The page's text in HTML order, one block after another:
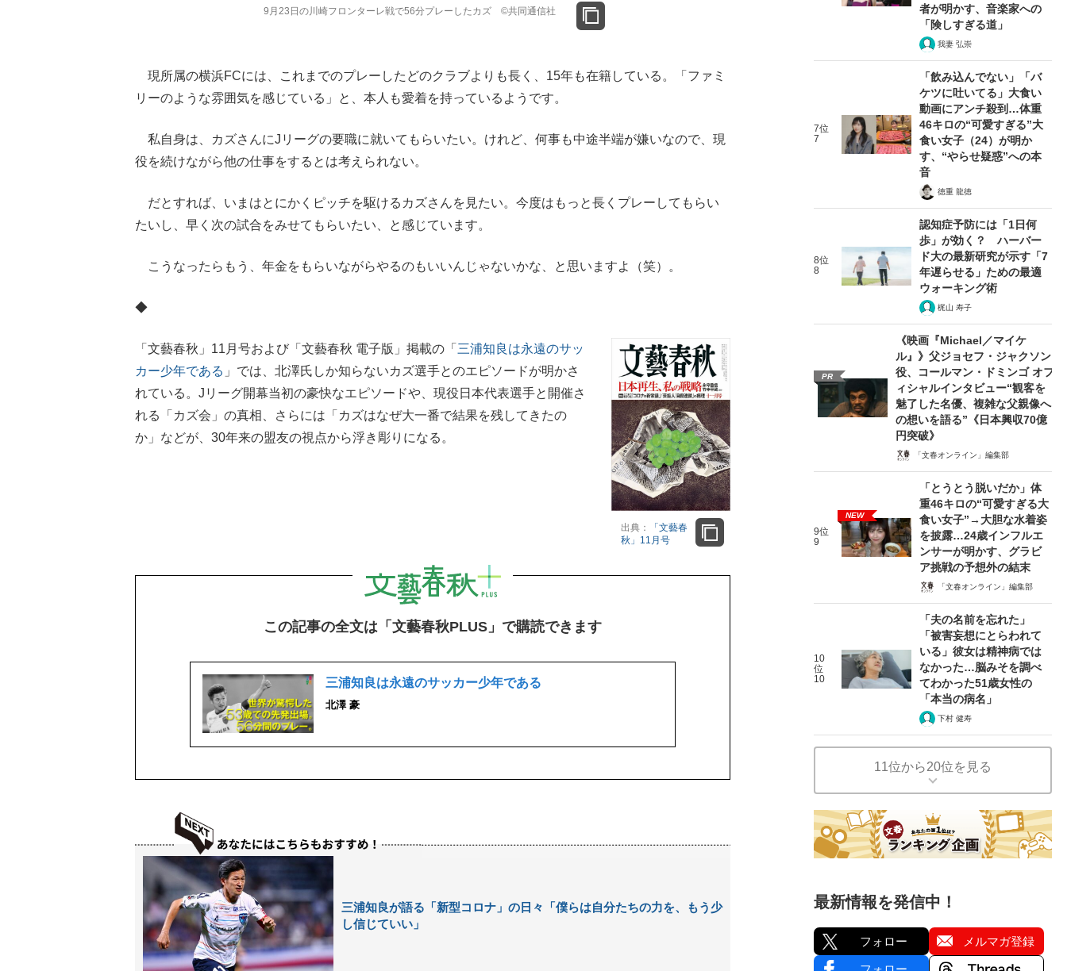
9月23日の川崎フロンターレ戦で56分プレーしたカズ ©共同通信社
現所属の横浜FCには、これまでのプレーしたどのクラブよりも長く、15年も在籍している。「ファミ
リーのような雰囲気を感じている」と、本人も愛着を持っているようです。
私自身は、カズさんにJリーグの要職に就いてもらいたい。けれど、何事も中途半端が嫌いなので、現
役を続けながら他の仕事をするとは考えられない。
だとすれば、いまはとにかくピッチを駆けるカズさんを見たい。今度はもっと長くプレーしてもらい
たいし、早く次の試合をみせてもらいたい、と感じています。
こうなったらもう、年金をもらいながらやるのもいいんじゃないかな、と思いますよ（笑）。
◆
出典：
「文藝春
秋」11月号
「文藝春秋」11月号および「文藝春秋 電子版」掲載の「 三浦知良は永遠のサッ
カー少年である 」では、北澤氏しか知らないカズ選手とのエピソードが明かさ
れている。Jリーグ開幕当初の豪快なエピソードや、現役日本代表選手と開催さ
れる「カズ会」の真相、さらには「カズはなぜ大一番で結果を残してきたの
か」などが、30年来の盟友の視点から浮き彫りになる。
この記事の全文は「文藝春秋PLUS」で購読できます
三浦知良は永遠のサッカー少年である
北澤 豪
三浦知良が語る「新型コロナ」の日々「僕らは自分たちの力を、もう少
し信じていい」
者が明かす、音楽家への
「険しすぎる道」
我妻 弘崇
7位
7
「飲み込んでない」「バ
ケツに吐いてる」大食い
動画にアンチ殺到…体重
46キロの“可愛すぎる”大
食い女子（24）が明か
す、“やらせ疑惑”への本
音
徳重 龍徳
8位
8
認知症予防には「1日何
歩」が効く？ ハーバー
ド大の最新研究が示す「7
年遅らせる」ための最適
ウォーキング術
梶山 寿子
PR
《映画『Michael／マイケ
ル』》父ジョセフ・ジャクソン
役、コールマン・ドミンゴ オフ
ィシャルインタビュー“観客を
魅了した名優、複雑な父親像へ
の想いを語る”《日本興収70億
円突破》
「文春オンライン」編集部
9位
9
NEW
「とうとう脱いだか」体
重46キロの“可愛すぎる大
食い女子”→大胆な水着姿
を披露…24歳インフルエ
ンサーが明かす、グラビ
ア挑戦の予想外の結末
「文春オンライン」編集部
10
位
10
「夫の名前を忘れた」
「被害妄想にとらわれて
いる」彼女は精神病では
なかった…脳みそを調べ
てわかった51歳女性の
「本当の病名」
下村 健寿
11位から20位を見る
最新情報を発信中！
フォロー メルマガ登録